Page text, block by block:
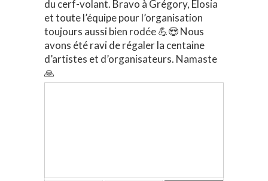
du cerf-volant. Bravo à Grégory, Elosia
et toute l’équipe pour l’organisation
toujours aussi bien rodée 💪😍 Nous
avons été ravi de régaler la centaine
d’artistes et d’organisateurs. Namaste
🙏